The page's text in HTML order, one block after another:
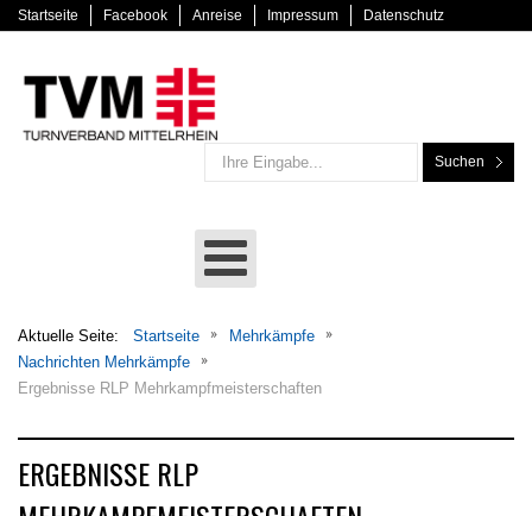
Startseite Facebook Anreise Impressum Datenschutz
Suchen
Aktuelle Seite: Startseite
Mehrkämpfe
Nachrichten Mehrkämpfe
Ergebnisse RLP Mehrkampfmeisterschaften
ERGEBNISSE RLP